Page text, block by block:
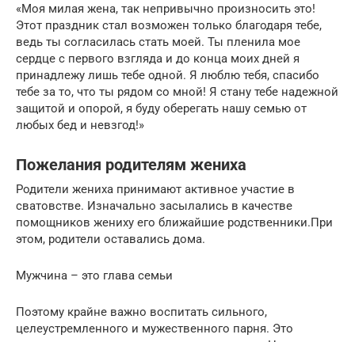
«Моя милая жена, так непривычно произносить это!
Этот праздник стал возможен только благодаря тебе,
ведь ты согласилась стать моей. Ты пленила мое
сердце с первого взгляда и до конца моих дней я
принадлежу лишь тебе одной. Я люблю тебя, спасибо
тебе за то, что ты рядом со мной! Я стану тебе надежной
защитой и опорой, я буду оберегать нашу семью от
любых бед и невзгод!»
Пожелания родителям жениха
Родители жениха принимают активное участие в
сватовстве. Изначально засылались в качестве
помощников жениху его ближайшие родственники.При
этом, родители оставались дома.
Мужчина – это глава семьи
Поэтому крайне важно воспитать сильного,
целеустремленного и мужественного парня. Это